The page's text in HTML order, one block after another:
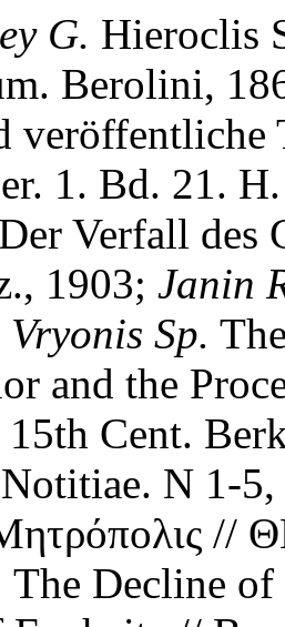
G. Hieroclis
Berolini,
veröffentliche
1. Bd. 21.
Der Verfall des
1903; Janin
Vryonis Sp.
and the
Cent.
Notitiae. N 1-
//
The Decline of